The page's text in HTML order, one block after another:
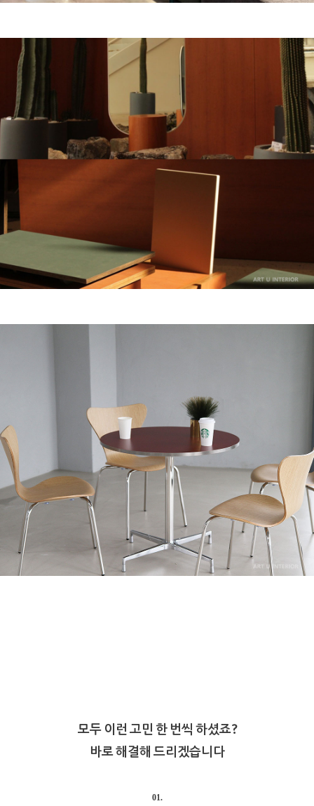
모두 이런 고민 한 번씩 하셨죠?
바로 해결해 드리겠습니다
01.